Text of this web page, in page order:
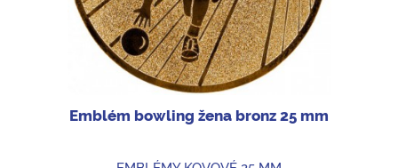
Emblém bowling žena bronz 25 mm